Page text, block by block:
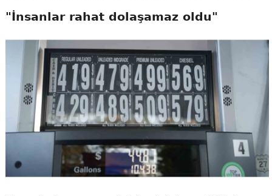
"İnsanlar rahat dolaşamaz oldu"